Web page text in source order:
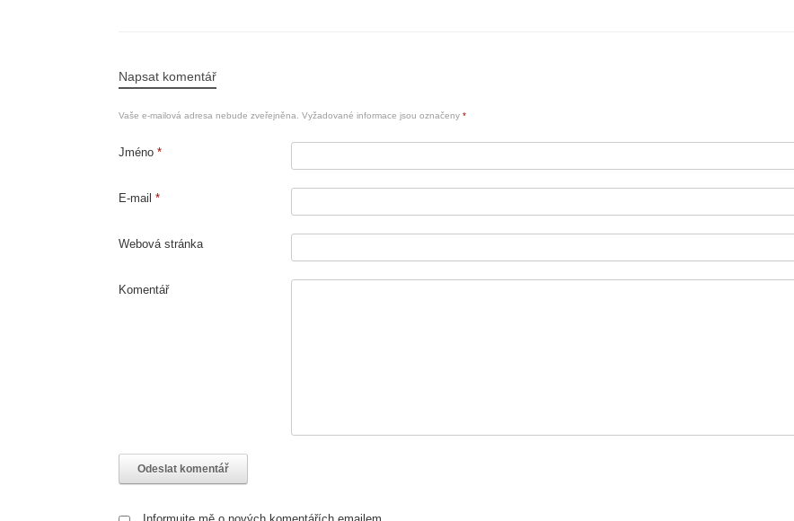
Napsat komentář
Vaše e-mailová adresa nebude zveřejněna. Vyžadované informace jsou označeny *
Jméno *
E-mail *
Webová stránka
Komentář